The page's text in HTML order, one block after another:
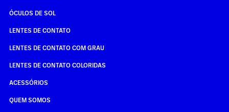
ÓCULOS DE SOL
LENTES DE CONTATO
LENTES DE CONTATO COM GRAU
LENTES DE CONTATO COLORIDAS
ACESSÓRIOS
QUEM SOMOS